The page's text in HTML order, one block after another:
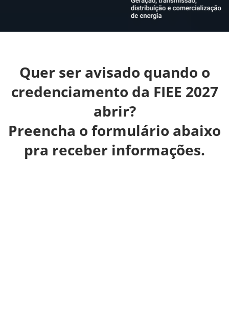
Quer ser avisado quando o
credenciamento da FIEE 2027
abrir?
Preencha o formulário abaixo
pra receber informações.